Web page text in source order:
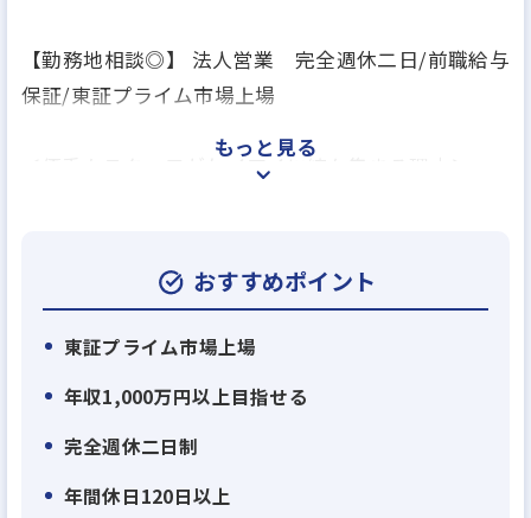
【勤務地相談◎】 法人営業 完全週休二日/前職給与
保証/東証プライム市場上場
＜優秀なスタッフがケイアイに続々集まる理由＞
介営業の会社などの同業や異業界の営業や販売出身
者の若くて優秀なメンバーが続々とジョインいただ
いています。その主な理由は２つ。
・理由１：住宅供給数日本一に向け業績右肩上がり
＝キャリアアップを目指しやすい
上場以来、業績は右肩上がり、弊社が現在目指して
もっと見る
おすすめポイント
東証プライム市場上場
年収1,000万円以上目指せる
完全週休二日制
年間休日120日以上